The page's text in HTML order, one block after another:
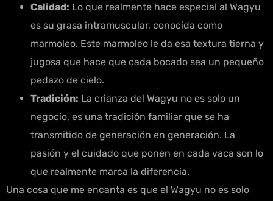
Calidad: Lo que realmente hace especial al Wagyu
es su grasa intramuscular, conocida como
marmoleo. Este marmoleo le da esa textura tierna y
jugosa que hace que cada bocado sea un pequeño
pedazo de cielo.
Tradición: La crianza del Wagyu no es solo un
negocio, es una tradición familiar que se ha
transmitido de generación en generación. La
pasión y el cuidado que ponen en cada vaca son lo
que realmente marca la diferencia.
Una cosa que me encanta es que el Wagyu no es solo